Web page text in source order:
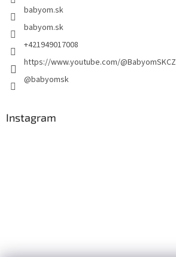
babyom.sk
babyom.sk
+421949017008
https://www.youtube.com/@BabyomSKCZ
@babyomsk
Instagram